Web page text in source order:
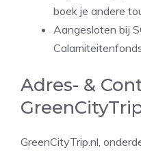
boek je andere
Aangesloten bij
Adres- &
GreenCityTrip.nl,